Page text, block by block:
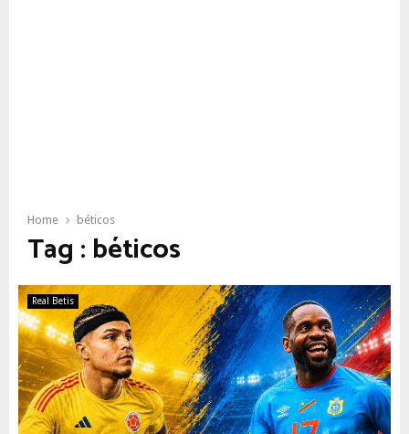
Home béticos
Tag : béticos
Real Betis